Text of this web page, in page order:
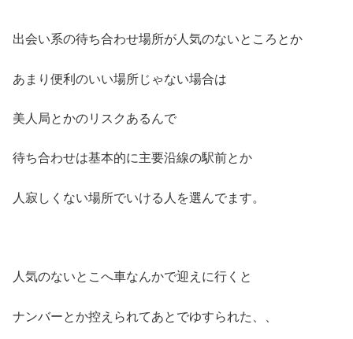
出会い系の待ち合わせ場所が人気のないところとか
あまり便利のいい場所じゃない場合は
美人局とかのリスクあるんで
待ち合わせは基本的に主要沿線の駅前とか
人寂しくない場所でいける人を選んでます。
人気のないとこへ車なんかで迎えに行くと
ナンバーとか控えられてあとでゆすられた、、